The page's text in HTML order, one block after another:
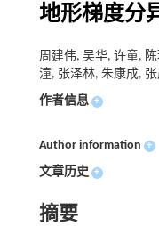
地形梯度分
周建伟, 吴华, 许童,
潼, 张泽林, 朱康成,
作者信息 +
Author information +
文章历史 +
摘要